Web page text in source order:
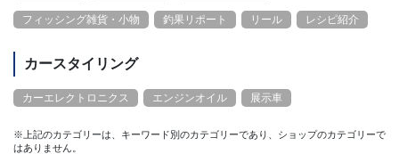
フィッシング雑貨・小物 釣果リポート リール レシピ紹介
カースタイリング
カーエレクトロニクス エンジンオイル 展示車
※上記のカテゴリーは、キーワード別のカテゴリーであり、ショップのカテゴリーで
はありません。